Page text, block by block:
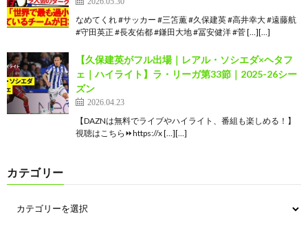
なめてくれ #サッカー #三笘薫 #久保建英 #高井幸大 #遠藤航
#守田英正 #長友佑都 #鎌田大地 #冨安健洋 #菅 […][…]
【久保建英がフル出場｜レアル・ソシエダ×ヘタフ
ェ｜ハイライト】ラ・リーガ第33節｜2025-26シー
ズン
2026.04.23
【DAZNは無料でライブやハイライト、番組も楽しめる！】
視聴はこちら⏩️https://x […][…]
カテゴリー